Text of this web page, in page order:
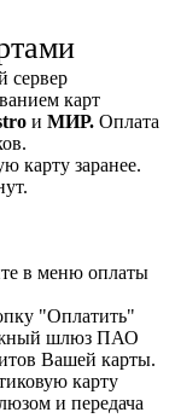
сервер
карт
и МИР. Оплата
карту заранее.
в меню оплаты
"Оплатить"
шлюз ПАО
Вашей карты.
карту
и передача